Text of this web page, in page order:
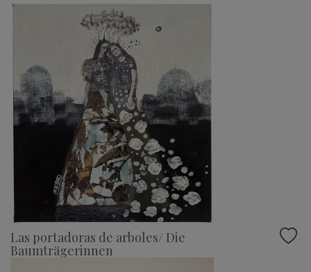
Las portadoras de arboles/ Die
Baumträgerinnen